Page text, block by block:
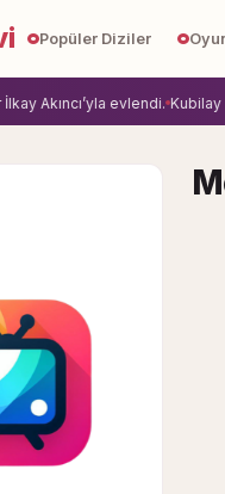
Popüler Diziler
Akıncı’yla evlendi. Kubilay